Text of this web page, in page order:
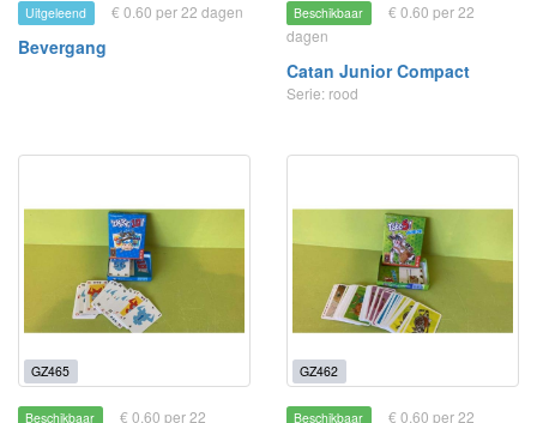
Uitgeleend € 0.60 per 22 dagen
Bevergang
Beschikbaar
€ 0.60 per 22
dagen
Catan Junior Compact
Serie: rood
GZ465
Beschikbaar
€ 0.60 per 22
GZ462
Beschikbaar
€ 0.60 per 22